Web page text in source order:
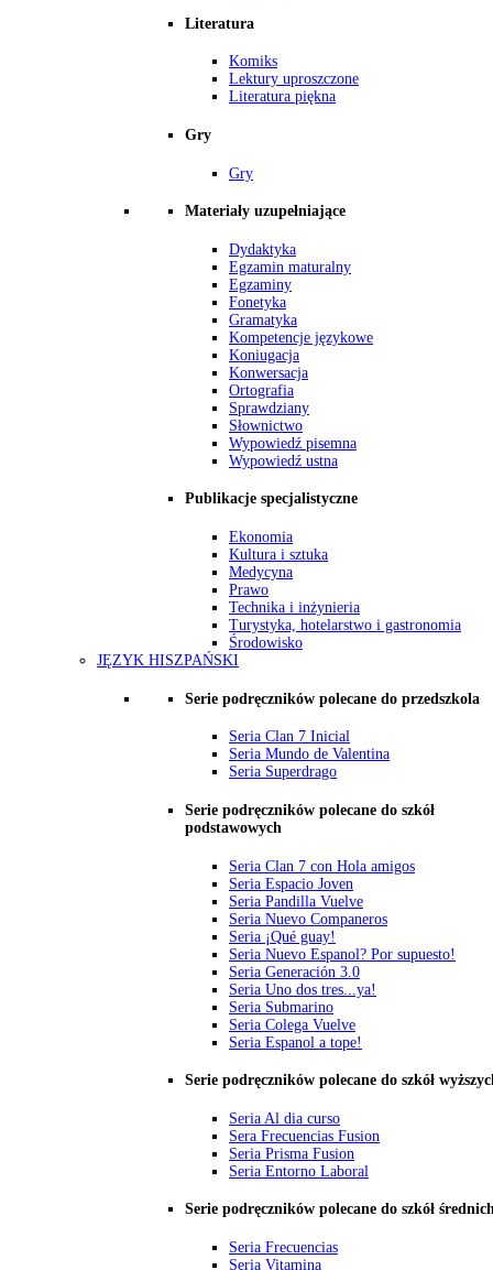
Literatura
Komiks
Lektury uproszczone
Literatura piękna
Gry
Gry
Materiały uzupełniające
Dydaktyka
Egzamin maturalny
Egzaminy
Fonetyka
Gramatyka
Kompetencje językowe
Koniugacja
Konwersacja
Ortografia
Sprawdziany
Słownictwo
Wypowiedź pisemna
Wypowiedź ustna
Publikacje specjalistyczne
Ekonomia
Kultura i sztuka
Medycyna
Prawo
Technika i inżynieria
Turystyka, hotelarstwo i gastronomia
Środowisko
JĘZYK HISZPAŃSKI
Serie podręczników polecane do przedszkola
Seria Clan 7 Inicial
Seria Mundo de Valentina
Seria Superdrago
Serie podręczników polecane do szkół
podstawowych
Seria Clan 7 con Hola amigos
Seria Espacio Joven
Seria Pandilla Vuelve
Seria Nuevo Companeros
Seria ¡Qué guay!
Seria Nuevo Espanol? Por supuesto!
Seria Generación 3.0
Seria Uno dos tres...ya!
Seria Submarino
Seria Colega Vuelve
Seria Espanol a tope!
Serie podręczników polecane do szkół
Seria Al dia curso
Sera Frecuencias Fusion
Seria Prisma Fusion
Seria Entorno Laboral
Serie podręczników polecane do szkół
Seria Frecuencias
Seria Vitamina